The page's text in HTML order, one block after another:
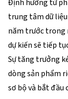
Định hướng từ
trung tâm dữ
năm trước trong
dự kiến sẽ tiếp
Sự tăng trưởng
dòng sản phẩm
sơ bộ và bắt đầu